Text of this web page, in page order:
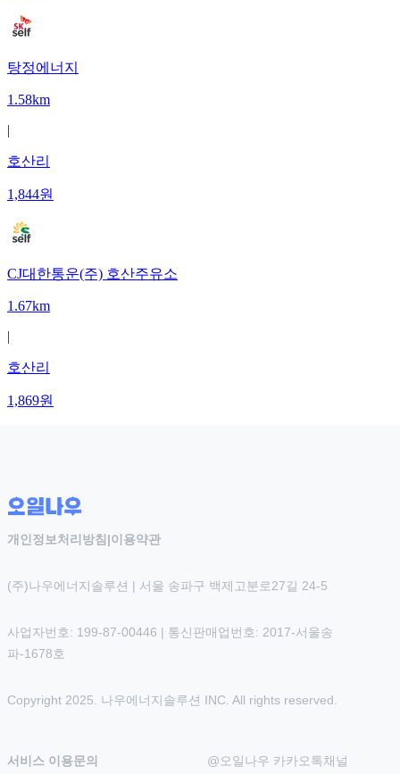
탕정에너지
1.58km
|
호산리
1,844원
CJ대한통운(주) 호산주유소
1.67km
|
호산리
1,869원
개인정보처리방침 |이용약관
(주)나우에너지솔루션 | 서울 송파구 백제고분로27길 24-5
사업자번호: 199-87-00446 | 통신판매업번호: 2017-서울송
파-1678호
Copyright 2025. 나우에너지솔루션 INC. All rights reserved.
서비스 이용문의 @오일나우 카카오톡채널